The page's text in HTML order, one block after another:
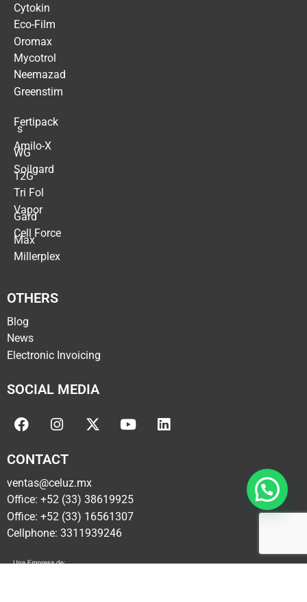
Cytokin
Eco-Film
Oromax
Mycotrol
Neemazad
Greenstim
Fertipack
´s
Amilo-X
WG
Soilgard
12G
Tri Fol
Vapor
Gard
Cell Force
Max
Millerplex
OTHERS
Blog
News
Electronic Invoicing
SOCIAL MEDIA
CONTACT
ventas@celuz.mx
Office: +52 (33) 38619925
Office: +52 (33) 16561307
Cellphone: 3311939246